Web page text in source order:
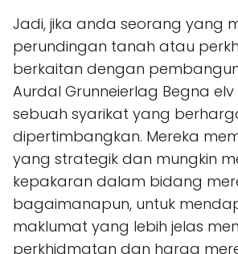
Jadi, jika anda seorang yang
perundingan tanah atau
berkaitan dengan
Aurdal Grunneierlag Begna elv
sebuah syarikat yang
dipertimbangkan. Mereka
yang strategik dan mungkin
kepakaran dalam bidang
bagaimanapun, untuk
maklumat yang lebih jelas
perkhidmatan dan harga